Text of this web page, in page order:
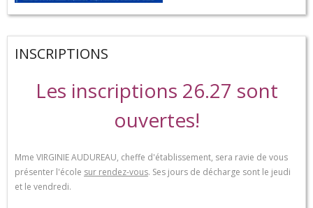
INSCRIPTIONS
Les inscriptions 26.27 sont
ouvertes!
Mme VIRGINIE AUDUREAU, cheffe d'établissement, sera ravie de vous
présenter l'école sur rendez-vous. Ses jours de décharge sont le jeudi
et le vendredi.